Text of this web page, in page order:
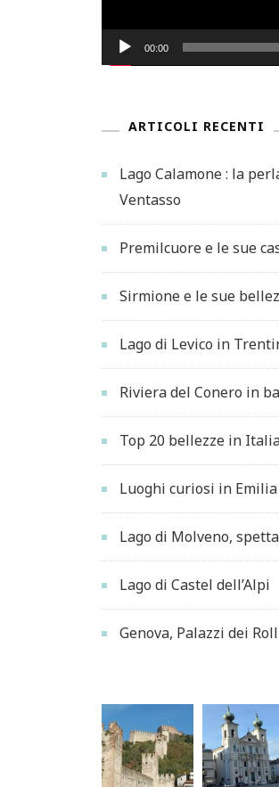
00:00
ARTICOLI RECENTI
Lago Calamone : la
Ventasso
Premilcuore e le sue
Sirmione e le sue
Lago di Levico in
Riviera del Conero in
Top 20 bellezze in
Luoghi curiosi in Emilia
Lago di Molveno,
Lago di Castel dell’Alpi
Genova, Palazzi dei